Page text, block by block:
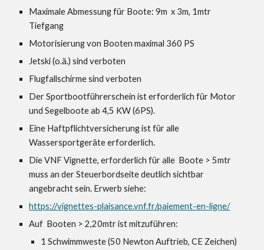
Maximale Abmessung für Boote: 9m x 3m, 1mtr
Tiefgang
Motorisierung von Booten maximal 360 PS
Jetski (o.ä.) sind verboten
Flugfallschirme sind verboten
Der Sportbootführerschein ist erforderlich für Motor
und Segelboote ab 4,5 KW (6PS).
Eine Haftpflichtversicherung ist für alle
Wassersportgeräte erforderlich.
Die VNF Vignette, erforderlich für alle Boote > 5mtr
muss an der Steuerbordseite deutlich sichtbar
angebracht sein. Erwerb siehe:
https://vignettes-plaisance.vnf.fr/paiement-en-ligne/
Auf Booten > 2,20mtr ist mitzuführen:
1 Schwimmweste (50 Newton Auftrieb, CE Zeichen)